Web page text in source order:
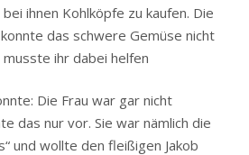
ihnen Kohlköpfe zu kaufen. Die
das schwere Gemüse nicht
musste ihr dabei helfen
Die Frau war gar nicht
das nur vor. Sie war nämlich die
und wollte den fleißigen Jakob